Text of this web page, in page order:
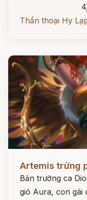
Thần thoại Hy
Artemis trừng
Bản trường ca
gió Aura, con gái